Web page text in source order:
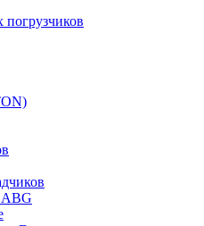
погрузчиков
ABG